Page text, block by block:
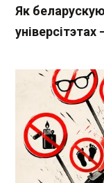
Як